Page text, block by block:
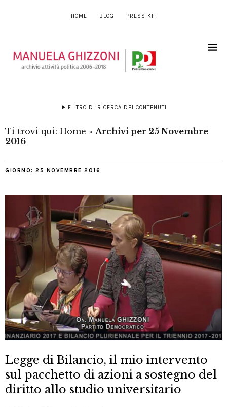
HOME BLOG PRESS KIT
FILTRO DI RICERCA DEI CONTENUTI
Ti trovi qui: Home » Archivi per 25 Novembre
2016
GIORNO: 25 NOVEMBRE 2016
Legge di Bilancio, il mio intervento
sul pacchetto di azioni a sostegno del
diritto allo studio universitario